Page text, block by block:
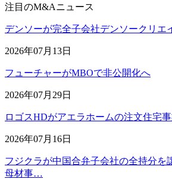
注目のM&Aニュース
デンソーが完全子会社デンソークリエ
2026年07月13日
フューチャーがMBOで非公開化へ
2026年07月29日
ロゴスHDがアエラホームの注文住宅
2026年07月16日
フジクラが中国合弁子会社の全持分
母材事…